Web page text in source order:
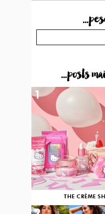
...posts
THE CRÈME
1